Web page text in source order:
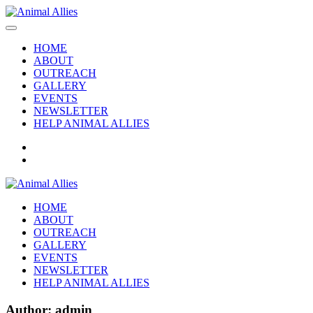
HOME
ABOUT
OUTREACH
GALLERY
EVENTS
NEWSLETTER
HELP ANIMAL ALLIES
HOME
ABOUT
OUTREACH
GALLERY
EVENTS
NEWSLETTER
HELP ANIMAL ALLIES
Author: admin